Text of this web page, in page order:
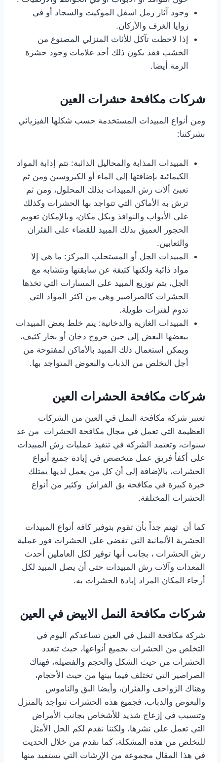
وجود آثار رمل اسفل الموكيت والسجاد أو في
زوايا الغرف والأركان.
إذا لاحظت تآكل للأثاث المنزلي المصنوع من
الخشب فقد يكون ذلك أحد علامات وجود حشرة
الرمة أيضا.
شركات مكافحة حشرات العين
ومن أنواع المبيدات المستخدمة حسب شكلها الفيزيائي
بشركتنا:
المبيدات المذابة والمحاليل الذائبة: تتم إذابة المواد
الكيمائية بإضافتها إلى الماء أو الكيروسين ومن ثم
تعبئ ألات رش المبيدات بذلك المحلول، ومن ثم
ترش به الأماكن التي تتواجد بها الحشرات وكذلك
على الأبواب والنوافذ وبكل مكان، وبالإمكان تعويم
الحجور العميق بذلك المبيد للقضاء على الفئران
والثعابين.
المبيدات الجل أو المستحلب المركز: ما هي إلا
مواد ذائبة ولكنها كثيفة عن سابقتها وتتشابه مع
الجل، يتم توزيع المبيد على المسارات التي تخذها
الحشرات كالصراصير وهي من اكثر المواد التي
تدوم لفترات طويلة.
المبيدات الغازية والدخانية: يتم خلط بعض المبيدات
ببعضها البعض إلى حين خروج دخان أو بخار كثيف،
ويمكن استعمال ذلك المبيد بالأماكن لمفتوحة من
أجل التخلص من الذباب والبعوض المتواجد بها.
شركات مكافحة الحشرات العين
تعتبر شركة مكافحة النمل في العين من الشركات
العظيمة التي تعمل في مجال مكافحة الحشرات من عد
سنوات، وتعتمد الشركة في تنفيذ عمليات رش المبيدات
على أكفأ فريق عمل متخصص في إبادة جميع أنواع
الحشرات، بالإضافة إلى أن كل من يعمل لديها يمتلك
خبرة كبيرة في مكافحة بق الفراش وكثير من أنواع
الحشرات المختلفة.
كما أن تهتم جداً بأن تقوم بتوفير كافة أنواع المبيدات
الحشرية الألمانية التي تقضي على الحشرات فور عملية
رش الحشرات ، بجانب أنها توفير لكل العاملين أحدث
المعدات وآلات رش المبيدات حتى أن يصل المبيد لكل
أرجاء المكان المراد إبادة الحشرات به.
شركات مكافحة النمل الابيض في العين
شركة مكافحة النمل في العين تساعدكم اليوم في
التخلص من الحشرات بجميع أنواعها، حيث تتعدد
الحشرات من حيث الشكل والحجم والفصيلة، فهناك
الصراصير التي تختلف فيما بينها من حيث الأحجام،
وهناك الزواحف والفئران، وأيضا البق والناموس
والبعوض والذباب، فجميع هذه الحشرات تتواجد بالمنزل
وتتسبب في إزعاج شديد للأشخاص بجانب الأمراض
التي تعمل على نشرها، ولكننا نقدم لكم الحل الأمثل
للتخلص من هذه المشكلة، كما نقدم من خلال الحديث
في هذا المقال مجموعة من الإرشات التي يستفيد منها